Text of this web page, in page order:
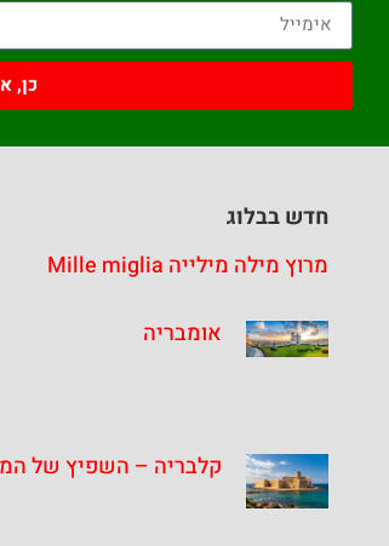
כן,
חדש בבלוג
מרוץ מילה מילייה Mille miglia
אומבריה
קלבריה – השפיץ של